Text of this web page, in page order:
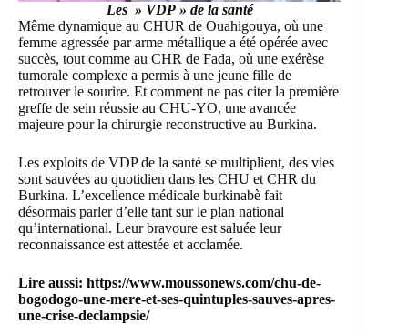
Les » VDP » de la santé
Même dynamique au CHUR de Ouahigouya, où une
femme agressée par arme métallique a été opérée avec
succès, tout comme au CHR de Fada, où une exérèse
tumorale complexe a permis à une jeune fille de
retrouver le sourire. Et comment ne pas citer la première
greffe de sein réussie au CHU-YO, une avancée
majeure pour la chirurgie reconstructive au Burkina.
Les exploits de VDP de la santé se multiplient, des vies
sont sauvées au quotidien dans les CHU et CHR du
Burkina. L’excellence médicale burkinabè fait
désormais parler d’elle tant sur le plan national
qu’international. Leur bravoure est saluée leur
reconnaissance est attestée et acclamée.
Lire aussi: https://www.moussonews.com/chu-de-
bogodogo-une-mere-et-ses-quintuples-sauves-apres-
une-crise-declampsie/